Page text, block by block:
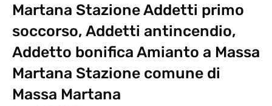
Martana Stazione Addetti primo
soccorso, Addetti antincendio,
Addetto bonifica Amianto a Massa
Martana Stazione comune di
Massa Martana